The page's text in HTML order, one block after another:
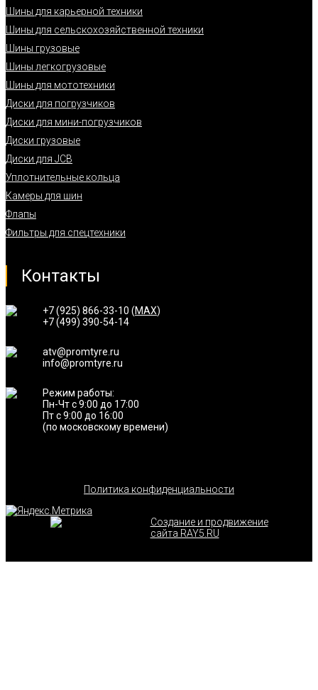
Шины для карьерной техники
Шины для сельскохозяйственной техники
Шины грузовые
Шины легкогрузовые
Шины для мототехники
Диски для погрузчиков
Диски для мини-погрузчиков
Диски грузовые
Диски для JCB
Уплотнительные кольца
Камеры для шин
Флапы
Фильтры для спецтехники
Контакты
+7 (925) 866-33-10 (MAX)
+7 (499) 390-54-14
atv@promtyre.ru
info@promtyre.ru
Режим работы:
Пн-Чт с 9:00 до 17:00
Пт с 9:00 до 16:00
(по московскому времени)
Политика конфиденциальности
Создание и продвижение
сайта RAY5.RU